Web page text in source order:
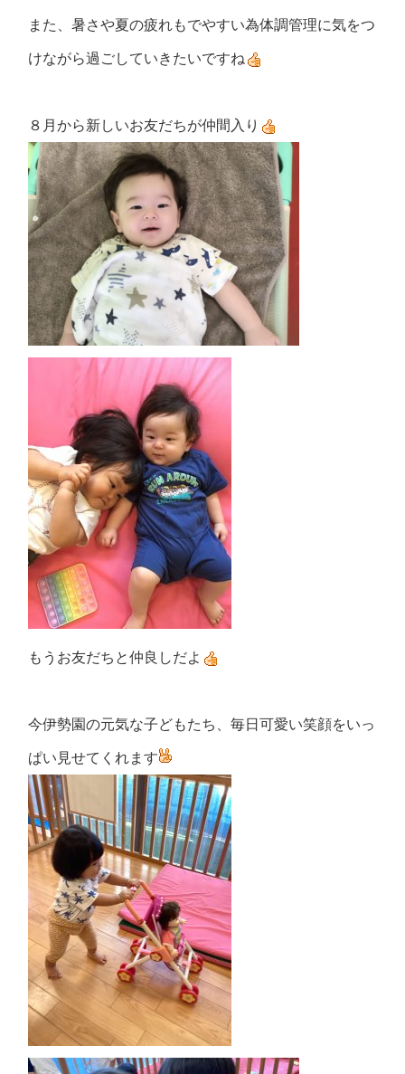
また、暑さや夏の疲れもでやすい為体調管理に気をつ
けながら過ごしていきたいですね
８月から新しいお友だちが仲間入り
もうお友だちと仲良しだよ
今伊勢園の元気な子どもたち、毎日可愛い笑顔をいっ
ぱい見せてくれます